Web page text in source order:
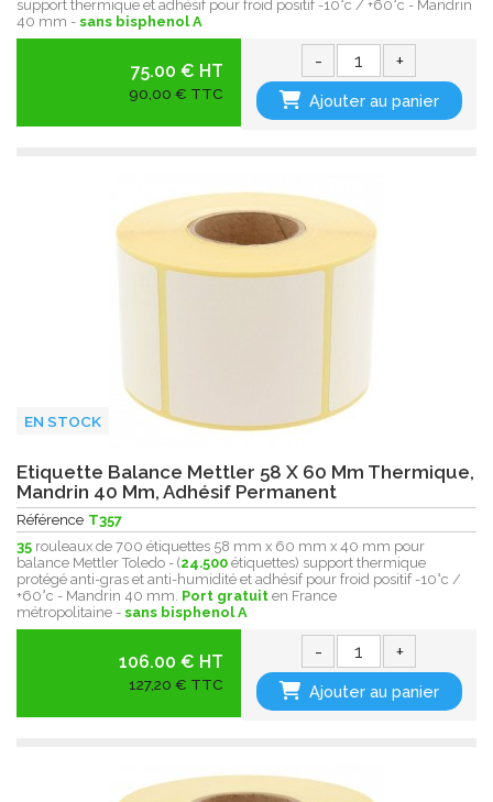
support thermique et adhésif pour froid positif -10°c / +60°c - Mandrin
40 mm - sans bisphenol A
75.00 € HT
90,00 € TTC
- +
Ajouter au panier
EN STOCK
Etiquette Balance Mettler 58 X 60 Mm Thermique,
Mandrin 40 Mm, Adhésif Permanent
Référence T357
35 rouleaux de 700 étiquettes 58 mm x 60 mm x 40 mm pour
balance Mettler Toledo - (24.500 étiquettes) support thermique
protégé anti-gras et anti-humidité et adhésif pour froid positif -10°c /
+60°c - Mandrin 40 mm. Port gratuit en France
métropolitaine - sans bisphenol A
106.00 € HT
127,20 € TTC
- +
Ajouter au panier